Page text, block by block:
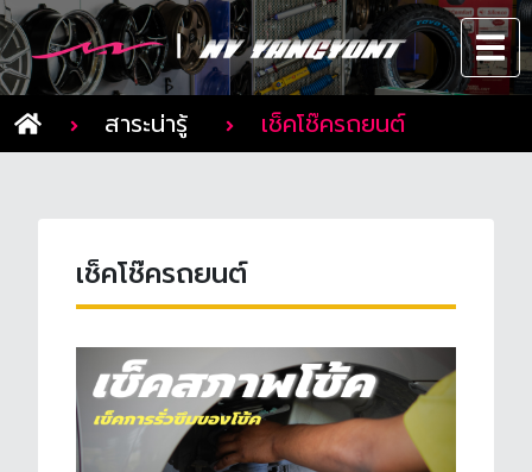
สาระน่ารู้ เช็คโช๊ครถยนต์
เช็คโช๊ครถยนต์